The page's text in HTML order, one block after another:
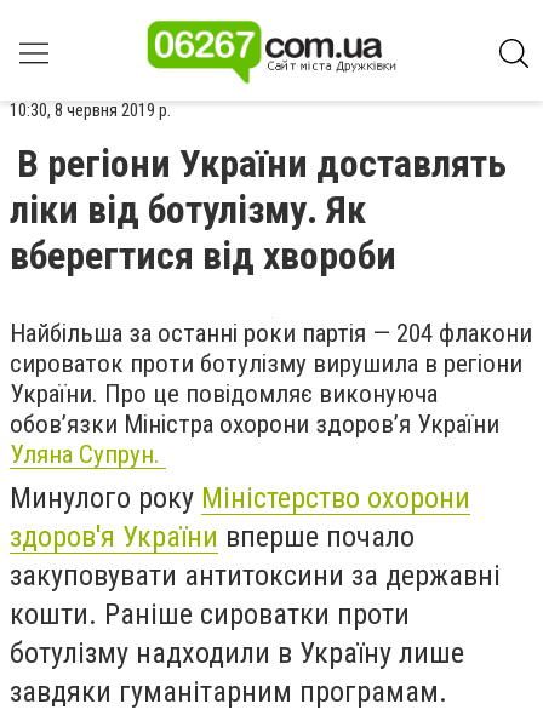
10:30, 8 червня 2019 р.
В регіони України доставлять
ліки від ботулізму. Як
вберегтися від хвороби
Найбільша за останні роки партія — 204 флакони
сироваток проти ботулізму вирушила в регіони
України. Про це повідомляє виконуюча
обов’язки Міністра охорони здоров’я України
Уляна Супрун.
Минулого року Міністерство охорони
здоров'я України вперше почало
закуповувати антитоксини за державні
кошти. Раніше сироватки проти
ботулізму надходили в Україну лише
завдяки гуманітарним програмам.